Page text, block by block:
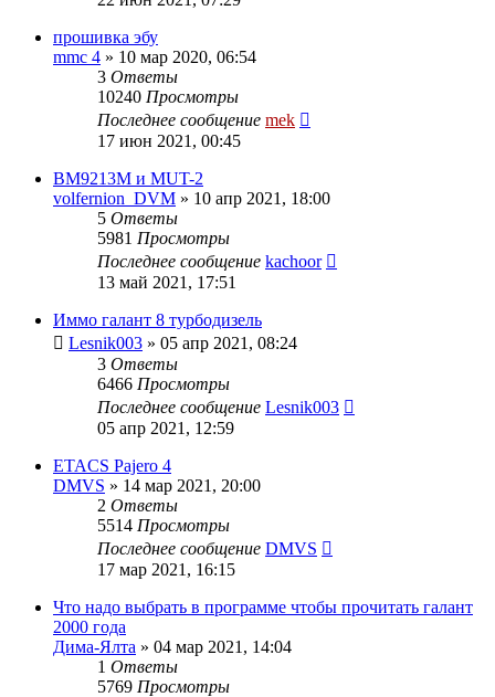
прошивка эбу
mmc 4 » 10 мар 2020, 06:54
3 Ответы
10240 Просмотры
Последнее сообщение mek
17 июн 2021, 00:45
BM9213M и MUT-2
volfernion_DVM » 10 апр 2021, 18:00
5 Ответы
5981 Просмотры
Последнее сообщение kachoor
13 май 2021, 17:51
Иммо галант 8 турбодизель
Lesnik003 » 05 апр 2021, 08:24
3 Ответы
6466 Просмотры
Последнее сообщение Lesnik003
05 апр 2021, 12:59
ETACS Pajero 4
DMVS » 14 мар 2021, 20:00
2 Ответы
5514 Просмотры
Последнее сообщение DMVS
17 мар 2021, 16:15
Что надо выбрать в программе чтобы прочитать галант
2000 года
Дима-Ялта » 04 мар 2021, 14:04
1 Ответы
5769 Просмотры